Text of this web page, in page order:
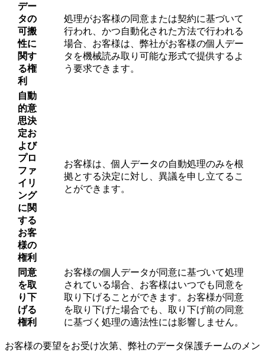
デー
タの
可搬
性に
関す
る権
利
処理がお客様の同意または契約に基づいて
行われ、かつ自動化された方法で行われる
場合、お客様は、弊社がお客様の個人デー
タを機械読み取り可能な形式で提供するよ
う要求できます。
自動
的意
思決
定お
よび
プロ
ファ
イリ
ング
に関
する
お客
様の
権利
お客様は、個人データの自動処理のみを根
拠とする決定に対し、異議を申し立てるこ
とができます。
同意
を取
り下
げる
権利
お客様の個人データが同意に基づいて処理
されている場合、お客様はいつでも同意を
取り下げることができます。お客様が同意
を取り下げた場合でも、取り下げ前の同意
に基づく処理の適法性には影響しません。
お客様の要望をお受け次第、弊社のデータ保護チームのメン